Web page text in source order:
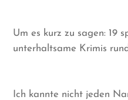
Um es kurz zu sagen: 19
unterhaltsame Krimis
Ich kannte nicht jeden